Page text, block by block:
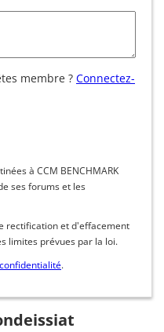
membre ? Connectez-
à CCM BENCHMARK
ses forums et les
rectification et d'effacement
limites prévues par la loi.
.